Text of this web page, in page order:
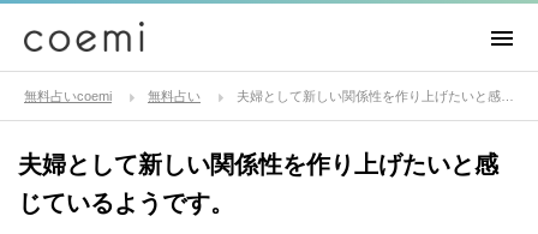
無料占いcoemi 無料占い
夫婦として新しい関係性を作り上げたいと感
じているようです。